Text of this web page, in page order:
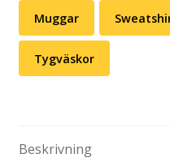
Muggar
Tygväskor
Beskrivning